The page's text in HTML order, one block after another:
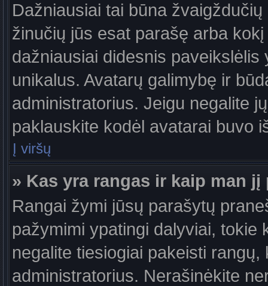
Dažniausiai tai būna
žinučių jūs esat parašę arba
dažniausiai didesnis
unikalus. Avatarų galimybę ir
administratorius. Jeigu negalite
paklauskite kodėl avatarai buvo
Į viršų
» Kas yra rangas ir kaip man
Rangai žymi jūsų parašytų
pažymimi ypatingi dalyviai, tokie
negalite tiesiogiai pakeisti
administratorius. Nerašinėkite